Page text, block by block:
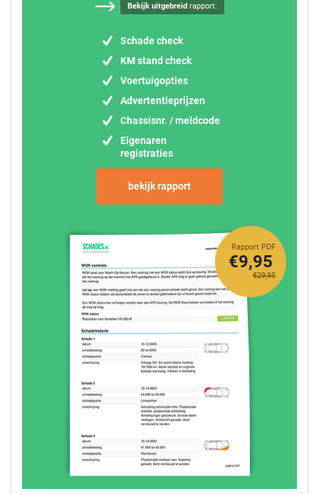
Bekijk uitgebreidrapport:
Schade check
KM stand check
Voertuigopties
Advertentieprijzen
Chassisnr. / meldcode
Eigenaren
registraties
bekijk rapport
Rapport PDF
€29,95
€9,95